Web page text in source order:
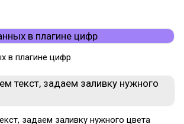
в плагине цифр
задаем заливку нужного цвета